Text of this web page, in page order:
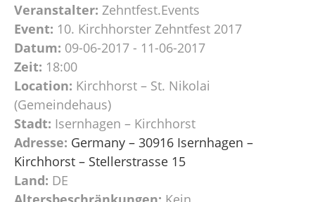
Veranstalter: Zehntfest.Events
Event: 10. Kirchhorster Zehntfest 2017
Datum: 09-06-2017 - 11-06-2017
Zeit: 18:00
Location: Kirchhorst – St. Nikolai
(Gemeindehaus)
Stadt: Isernhagen – Kirchhorst
Adresse: Germany – 30916 Isernhagen –
Kirchhorst – Stellerstrasse 15
Land: DE